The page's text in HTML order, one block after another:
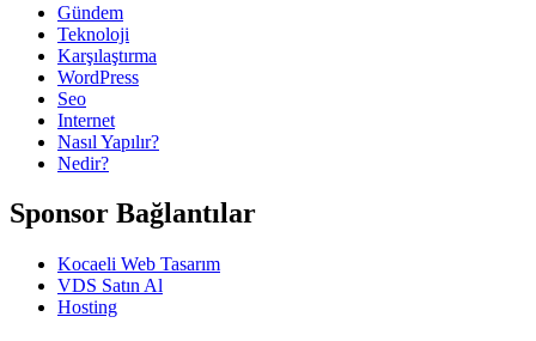
Gündem
Teknoloji
Karşılaştırma
WordPress
Seo
Internet
Nasıl Yapılır?
Nedir?
Sponsor Bağlantılar
Kocaeli Web Tasarım
VDS Satın Al
Hosting